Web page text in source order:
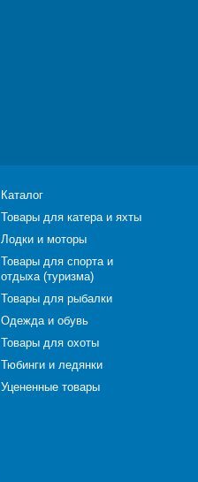
Каталог
Товары для катера и яхты
Лодки и моторы
Товары для спорта и
отдыха (туризма)
Товары для рыбалки
Одежда и обувь
Товары для охоты
Тюбинги и ледянки
Уцененные товары